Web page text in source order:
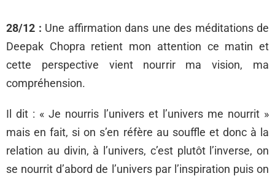
28/12 : Une affirmation dans une des méditations de
Deepak Chopra retient mon attention ce matin et
cette perspective vient nourrir ma vision, ma
compréhension.
Il dit : « Je nourris l’univers et l’univers me nourrit »
mais en fait, si on s’en réfère au souffle et donc à la
relation au divin, à l’univers, c’est plutôt l’inverse, on
se nourrit d’abord de l’univers par l’inspiration puis on